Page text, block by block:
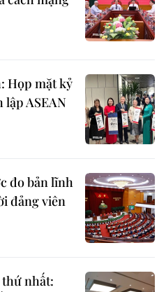
Họp mặt kỷ
lập ASEAN
đo bản lĩnh
đảng viên
nhất: